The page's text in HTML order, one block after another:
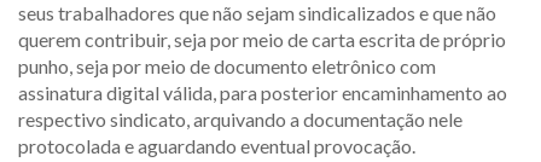
seus trabalhadores que não sejam sindicalizados e que não
querem contribuir, seja por meio de carta escrita de próprio
punho, seja por meio de documento eletrônico com
assinatura digital válida, para posterior encaminhamento ao
respectivo sindicato, arquivando a documentação nele
protocolada e aguardando eventual provocação.